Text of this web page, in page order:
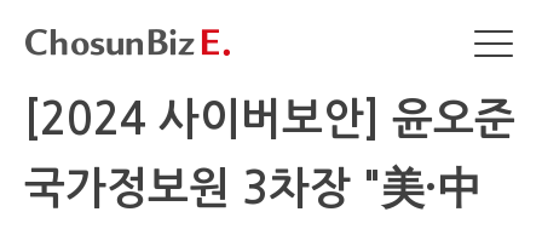
[2024 사이버보안] 윤오준
국가정보원 3차장 "美·中